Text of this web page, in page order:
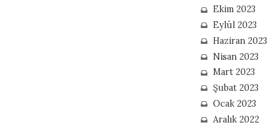
Ekim 2023
Eylül 2023
Haziran 2023
Nisan 2023
Mart 2023
Şubat 2023
Ocak 2023
Aralık 2022